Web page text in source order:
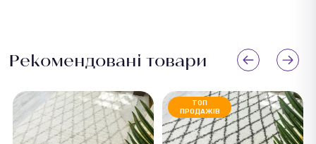
Рекомендовані товари
ТОП
ПРОДАЖІВ